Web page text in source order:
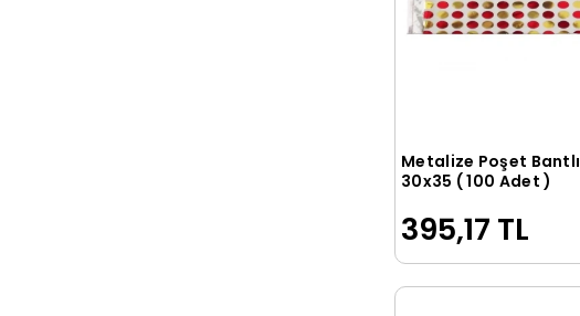
Sepete Ekle
Metalize Poşet Bantlı
30x35 ( 100 Adet )
395,17 TL